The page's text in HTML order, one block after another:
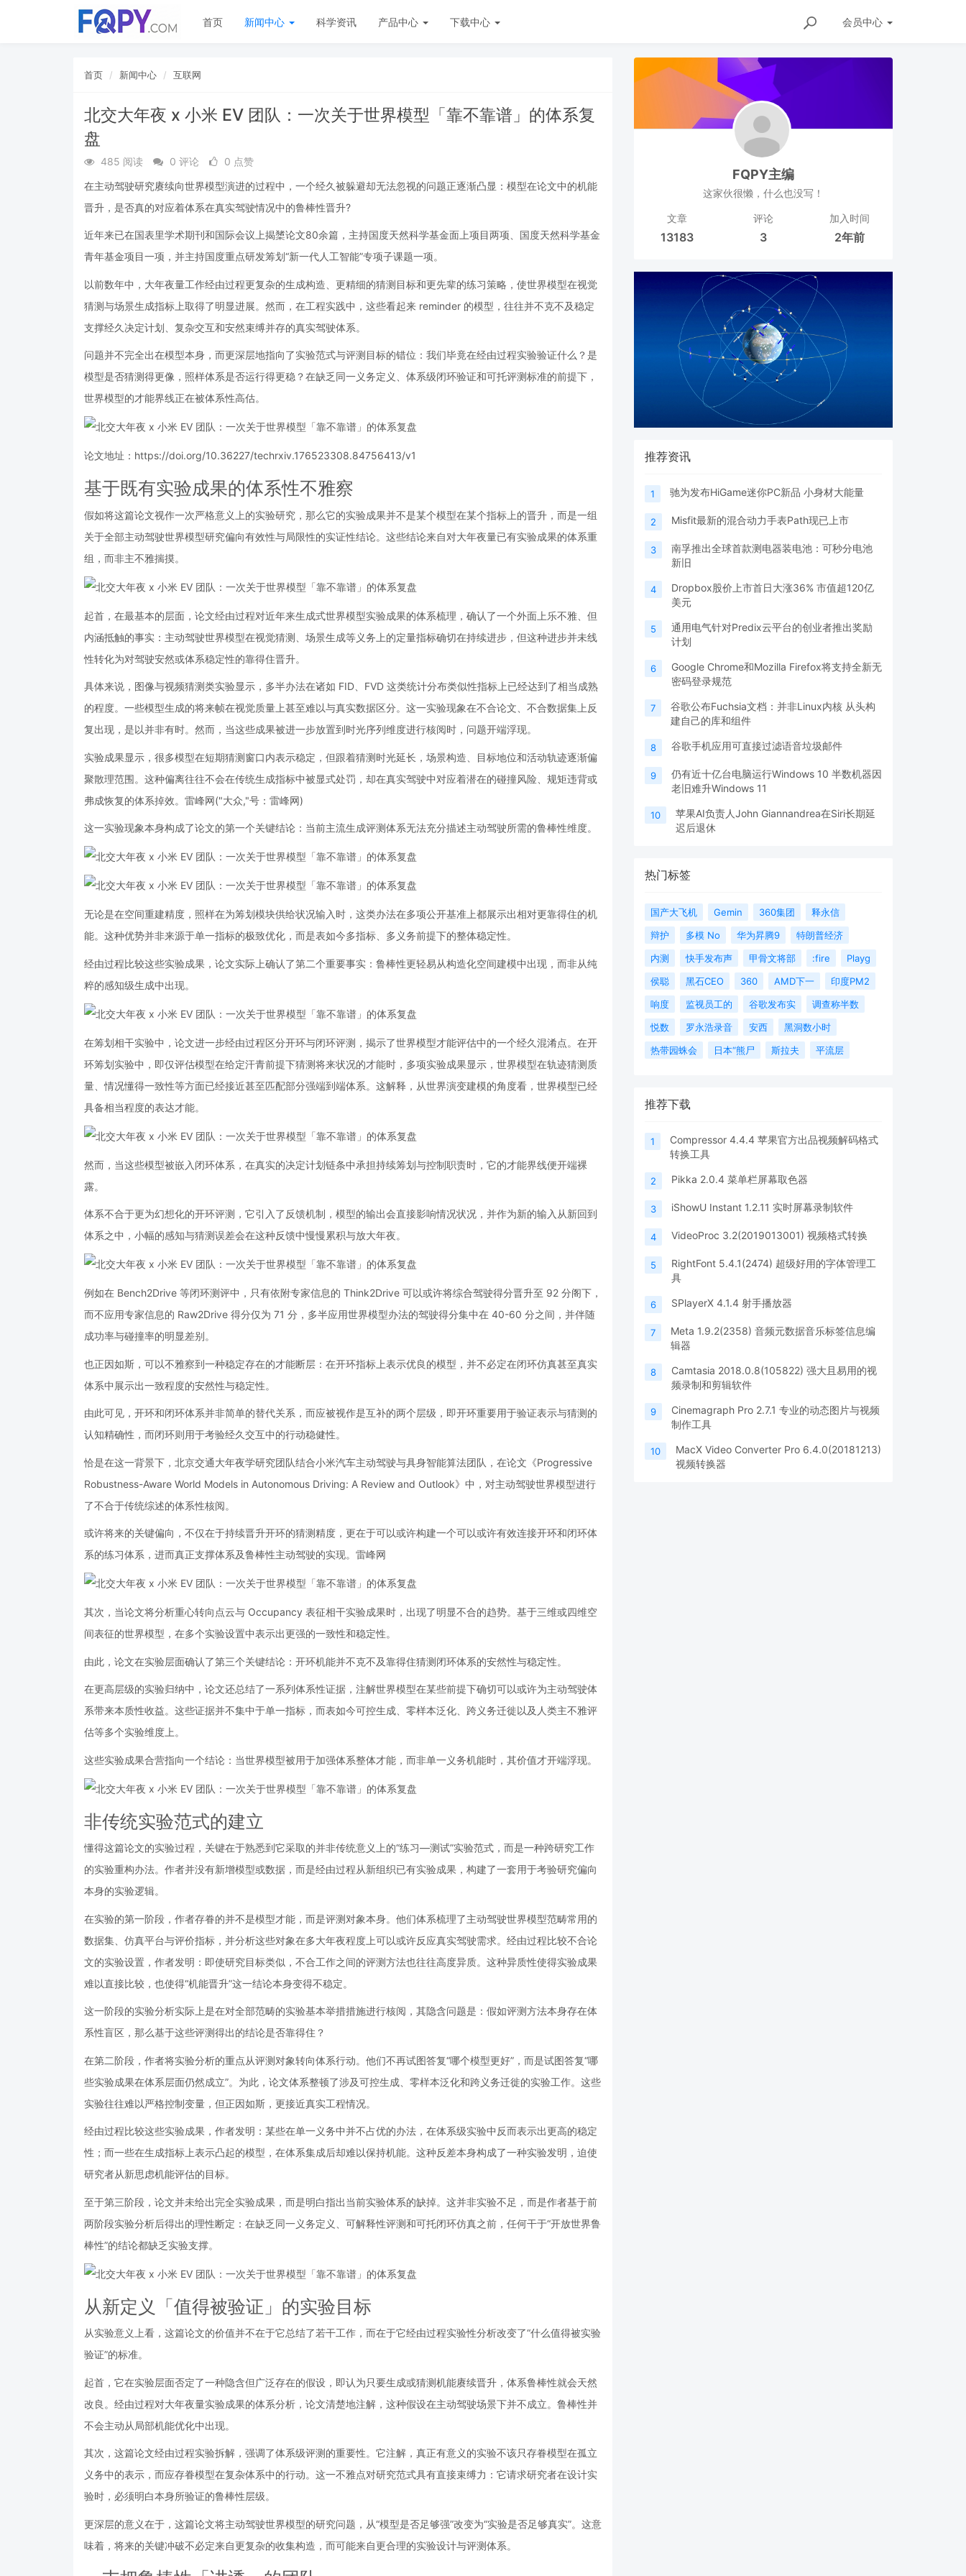
会员中心
首页 新闻中心 科学资讯 产品中心 下载中心
首页 新闻中心 互联网
北交大年夜 x 小米 EV 团队：一次关于世界模型「靠不靠谱」的体系复
盘
485 阅读 0 评论
0 点赞
在主动驾驶研究赓续向世界模型演进的过程中，一个经久被躲避却无法忽视的问题正逐渐凸显：模型在论文中的机能
晋升，是否真的对应着体系在真实驾驶情况中的鲁棒性晋升?
近年来已在国表里学术期刊和国际会议上揭橥论文80余篇，主持国度天然科学基金面上项目两项、国度天然科学基金
青年基金项目一项，并主持国度重点研发筹划“新一代人工智能”专项子课题一项。
以前数年中，大年夜量工作经由过程更复杂的生成构造、更精细的猜测目标和更先辈的练习策略，使世界模型在视觉
猜测与场景生成指标上取得了明显进展。然而，在工程实践中，这些看起来 reminder 的模型，往往并不克不及稳定
支撑经久决定计划、复杂交互和安然束缚并存的真实驾驶体系。
问题并不完全出在模型本身，而更深层地指向了实验范式与评测目标的错位：我们毕竟在经由过程实验验证什么？是
模型是否猜测得更像，照样体系是否运行得更稳？在缺乏同一义务定义、体系级闭环验证和可托评测标准的前提下，
世界模型的才能界线正在被体系性高估。
论文地址：https://doi.org/10.36227/techrxiv.176523308.84756413/v1
基于既有实验成果的体系性不雅察
假如将这篇论文视作一次严格意义上的实验研究，那么它的实验成果并不是某个模型在某个指标上的晋升，而是一组
关于全部主动驾驶世界模型研究偏向有效性与局限性的实证性结论。这些结论来自对大年夜量已有实验成果的体系重
组，而非主不雅揣摸。
起首，在最基本的层面，论文经由过程对近年来生成式世界模型实验成果的体系梳理，确认了一个外面上乐不雅、但
内涵抵触的事实：主动驾驶世界模型在视觉猜测、场景生成等义务上的定量指标确切在持续进步，但这种进步并未线
性转化为对驾驶安然或体系稳定性的靠得住晋升。
具体来说，图像与视频猜测类实验显示，多半办法在诸如 FID、FVD 这类统计分布类似性指标上已经达到了相当成熟
的程度。一些模型生成的将来帧在视觉质量上甚至难以与真实数据区分。这一实验现象在不合论文、不合数据集上反
复出现，是以并非有时。然而，当这些成果被进一步放置到时光序列维度进行核阅时，问题开端浮现。
实验成果显示，很多模型在短期猜测窗口内表示稳定，但跟着猜测时光延长，场景构造、目标地位和活动轨迹逐渐偏
聚散理范围。这种偏离往往不会在传统生成指标中被显式处罚，却在真实驾驶中对应着潜在的碰撞风险、规矩违背或
弗成恢复的体系掉效。雷峰网("大众,"号：雷峰网)
这一实验现象本身构成了论文的第一个关键结论：当前主流生成评测体系无法充分描述主动驾驶所需的鲁棒性维度。
无论是在空间重建精度，照样在为筹划模块供给状况输入时，这类办法在多项公开基准上都展示出相对更靠得住的机
能。这种优势并非来源于单一指标的极致优化，而是表如今多指标、多义务前提下的整体稳定性。
经由过程比较这些实验成果，论文实际上确认了第二个重要事实：鲁棒性更轻易从构造化空间建模中出现，而非从纯
粹的感知级生成中出现。
在筹划相干实验中，论文进一步经由过程区分开环与闭环评测，揭示了世界模型才能评估中的一个经久混淆点。在开
环筹划实验中，即仅评估模型在给定汗青前提下猜测将来状况的才能时，多项实验成果显示，世界模型在轨迹猜测质
量、情况懂得一致性等方面已经接近甚至匹配部分强端到端体系。这解释，从世界演变建模的角度看，世界模型已经
具备相当程度的表达才能。
然而，当这些模型被嵌入闭环体系，在真实的决定计划链条中承担持续筹划与控制职责时，它的才能界线便开端裸
露。
体系不合于更为幻想化的开环评测，它引入了反馈机制，模型的输出会直接影响情况状况，并作为新的输入从新回到
体系之中，小幅的感知与猜测误差会在这种反馈中慢慢累积与放大年夜。
例如在 Bench2Drive 等闭环测评中，只有依附专家信息的 Think2Drive 可以或许将综合驾驶得分晋升至 92 分阁下，
而不应用专家信息的 Raw2Drive 得分仅为 71 分，多半应用世界模型办法的驾驶得分集中在 40-60 分之间，并伴随
成功率与碰撞率的明显差别。
也正因如斯，可以不雅察到一种稳定存在的才能断层：在开环指标上表示优良的模型，并不必定在闭环仿真甚至真实
体系中展示出一致程度的安然性与稳定性。
由此可见，开环和闭环体系并非简单的替代关系，而应被视作是互补的两个层级，即开环重要用于验证表示与猜测的
认知精确性，而闭环则用于考验经久交互中的行动稳健性。
恰是在这一背景下，北京交通大年夜学研究团队结合小米汽车主动驾驶与具身智能算法团队，在论文《Progressive
Robustness-Aware World Models in Autonomous Driving: A Review and Outlook》中，对主动驾驶世界模型进行
了不合于传统综述的体系性核阅。
或许将来的关键偏向，不仅在于持续晋升开环的猜测精度，更在于可以或许构建一个可以或许有效连接开环和闭环体
系的练习体系，进而真正支撑体系及鲁棒性主动驾驶的实现。雷峰网
其次，当论文将分析重心转向点云与 Occupancy 表征相干实验成果时，出现了明显不合的趋势。基于三维或四维空
间表征的世界模型，在多个实验设置中表示出更强的一致性和稳定性。
由此，论文在实验层面确认了第三个关键结论：开环机能并不克不及靠得住猜测闭环体系的安然性与稳定性。
在更高层级的实验归纳中，论文还总结了一系列体系性证据，注解世界模型在某些前提下确切可以或许为主动驾驶体
系带来本质性收益。这些证据并不集中于单一指标，而表如今可控生成、零样本泛化、跨义务迁徙以及人类主不雅评
估等多个实验维度上。
这些实验成果合营指向一个结论：当世界模型被用于加强体系整体才能，而非单一义务机能时，其价值才开端浮现。
非传统实验范式的建立
懂得这篇论文的实验过程，关键在于熟悉到它采取的并非传统意义上的“练习—测试”实验范式，而是一种跨研究工作
的实验重构办法。作者并没有新增模型或数据，而是经由过程从新组织已有实验成果，构建了一套用于考验研究偏向
本身的实验逻辑。
在实验的第一阶段，作者存眷的并不是模型才能，而是评测对象本身。他们体系梳理了主动驾驶世界模型范畴常用的
数据集、仿真平台与评价指标，并分析这些对象在多大年夜程度上可以或许反应真实驾驶需求。经由过程比较不合论
文的实验设置，作者发明：即使研究目标类似，不合工作之间的评测方法也往往高度异质。这种异质性使得实验成果
难以直接比较，也使得“机能晋升”这一结论本身变得不稳定。
这一阶段的实验分析实际上是在对全部范畴的实验基本举措措施进行核阅，其隐含问题是：假如评测方法本身存在体
系性盲区，那么基于这些评测得出的结论是否靠得住？
在第二阶段，作者将实验分析的重点从评测对象转向体系行动。他们不再试图答复“哪个模型更好”，而是试图答复“哪
些实验成果在体系层面仍然成立”。为此，论文体系整顿了涉及可控生成、零样本泛化和跨义务迁徙的实验工作。这些
实验往往难以严格控制变量，但正因如斯，更接近真实工程情况。
经由过程比较这些实验成果，作者发明：某些在单一义务中并不占优的办法，在体系级实验中反而表示出更高的稳定
性；而一些在生成指标上表示凸起的模型，在体系集成后却难以保持机能。这种反差本身构成了一种实验发明，迫使
研究者从新思虑机能评估的目标。
至于第三阶段，论文并未给出完全实验成果，而是明白指出当前实验体系的缺掉。这并非实验不足，而是作者基于前
两阶段实验分析后得出的理性断定：在缺乏同一义务定义、可解释性评测和可托闭环仿真之前，任何干于“开放世界鲁
棒性”的结论都缺乏实验支撑。
从新定义「值得被验证」的实验目标
从实验意义上看，这篇论文的价值并不在于它总结了若干工作，而在于它经由过程实验性分析改变了“什么值得被实验
验证”的标准。
起首，它在实验层面否定了一种隐含但广泛存在的假设，即认为只要生成或猜测机能赓续晋升，体系鲁棒性就会天然
改良。经由过程对大年夜量实验成果的体系分析，论文清楚地注解，这种假设在主动驾驶场景下并不成立。鲁棒性并
不会主动从局部机能优化中出现。
其次，这篇论文经由过程实验拆解，强调了体系级评测的重要性。它注解，真正有意义的实验不该只存眷模型在孤立
义务中的表示，而应存眷模型在复杂体系中的行动。这一不雅点对研究范式具有直接束缚力：它请求研究者在设计实
验时，必须明白本身所验证的鲁棒性层级。
更深层的意义在于，这篇论文将主动驾驶世界模型的研究问题，从“模型是否足够强”改变为“实验是否足够真实”。这意
味着，将来的关键冲破不必定来自更复杂的收集构造，而可能来自更合理的实验设计与评测体系。
FQPY主编
这家伙很懒，什么也没写！
文章
13183
评论
3
加入时间
2年前
推荐资讯
1 驰为发布HiGame迷你PC新品 小身材大能量
2 Misfit最新的混合动力手表Path现已上市
3
南孚推出全球首款测电器装电池：可秒分电池
新旧
4
Dropbox股价上市首日大涨36% 市值超120亿
美元
5
通用电气针对Predix云平台的创业者推出奖励
计划
6
Google Chrome和Mozilla Firefox将支持全新无
密码登录规范
7
谷歌公布Fuchsia文档：并非Linux内核 从头构
建自己的库和组件
8 谷歌手机应用可直接过滤语音垃圾邮件
9
仍有近十亿台电脑运行Windows 10 半数机器因
老旧难升Windows 11
10
苹果AI负责人John Giannandrea在Siri长期延
迟后退休
热门标签
国产大飞机 Gemin 360集团
释永信
辩护
多模 No 华为昇腾9
特朗普经济
内测
快手发布声 甲骨文将部 :fire
Playg
侯聪
黑石CEO 360 AMD下一
印度PM2
响度
监视员工的 谷歌发布实
调查称半数
悦数
罗永浩录音 安西
黑洞数小时
热带园蛛会
日本“熊尸 斯拉夫 平流层
推荐下载
1
Compressor 4.4.4 苹果官方出品视频解码格式
转换工具
2 Pikka 2.0.4 菜单栏屏幕取色器
3 iShowU Instant 1.2.11 实时屏幕录制软件
4 VideoProc 3.2(2019013001) 视频格式转换
5
RightFont 5.4.1(2474) 超级好用的字体管理工
具
6 SPlayerX 4.1.4 射手播放器
7
Meta 1.9.2(2358) 音频元数据音乐标签信息编
辑器
8
Camtasia 2018.0.8(105822) 强大且易用的视
频录制和剪辑软件
9
Cinemagraph Pro 2.7.1 专业的动态图片与视频
制作工具
10
MacX Video Converter Pro 6.4.0(20181213)
视频转换器